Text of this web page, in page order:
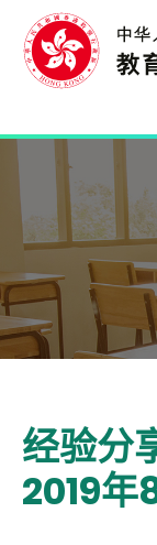
经验分
2019年